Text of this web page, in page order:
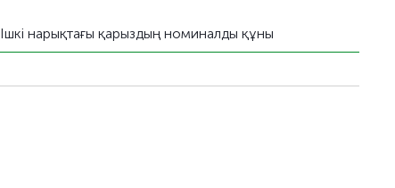
Ішкі нарықтағы қарыздың номиналды құны